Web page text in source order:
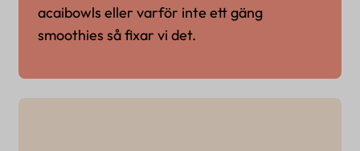
acaibowls eller varför inte ett gäng
smoothies så fixar vi det.